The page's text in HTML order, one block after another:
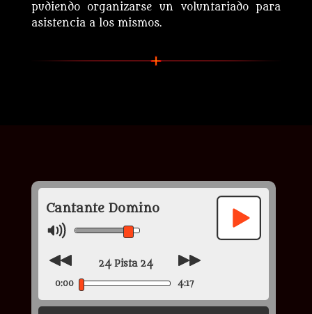
pudiendo organizarse un voluntariado para
asistencia a los mismos.
Cantante Domino
24 Pista 24
0:00 4:17